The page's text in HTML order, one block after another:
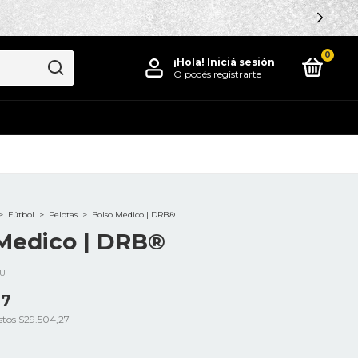
¡Hola! Iniciá sesión
O podés registrarte
0
Fútbol > Pelotas > Bolso Medico | DRB®
| DRB®
$29.504,27